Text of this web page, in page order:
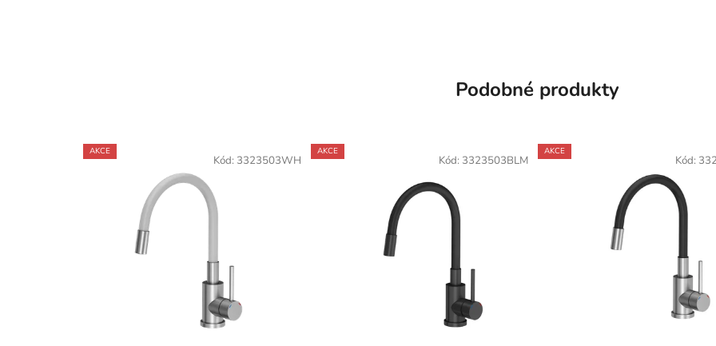
Podobné produkty
AKCE
Kód: 3323503WH
AKCE
Kód: 3323503BLM
AKCE
Kód: